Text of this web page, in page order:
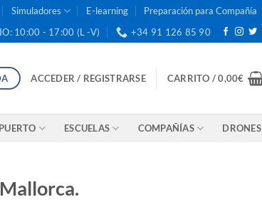
Simuladores E-learning Preparación para Compañía
10:00 - 17:00 (L -V) +34 91 126 85 90
ACCEDER / REGISTRARSE CARRITO /0,00€
ESCUELAS COMPAÑÍAS DRONES